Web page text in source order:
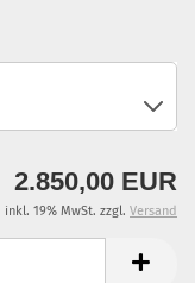
2.850,00 EUR
inkl. 19% MwSt. zzgl. Versand